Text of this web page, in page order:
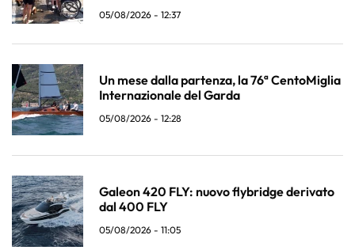
05/08/2026 - 12:37
Un mese dalla partenza, la 76ª CentoMiglia
Internazionale del Garda
05/08/2026 - 12:28
Galeon 420 FLY: nuovo flybridge derivato
dal 400 FLY
05/08/2026 - 11:05